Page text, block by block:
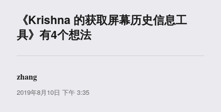
《Krishna 的获取屏幕历史信息工
具》有4个想法
zhang
道：
2019年8月10日 下午 3:35